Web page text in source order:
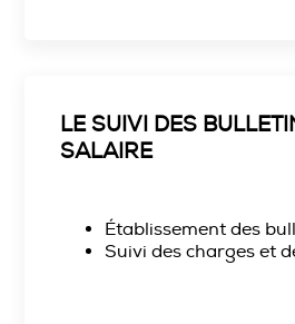
LE SUIVI DES
SALAIRE
Établissement des
Suivi des charges et